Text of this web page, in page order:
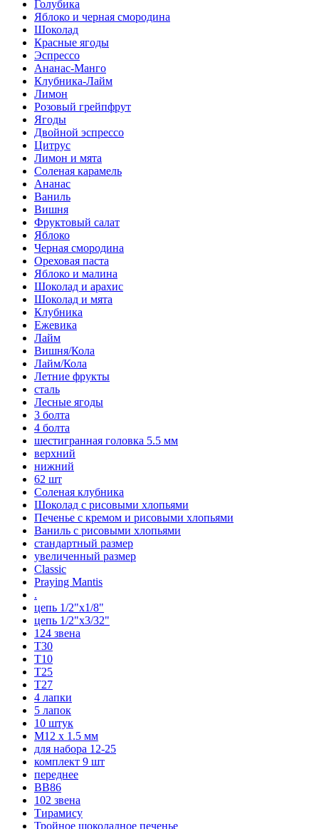
Голубика
Яблоко и черная смородина
Шоколад
Красные ягоды
Эспрессо
Ананас-Манго
Клубника-Лайм
Лимон
Розовый грейпфрут
Ягоды
Двойной эспрессо
Цитрус
Лимон и мята
Соленая карамель
Ананас
Ваниль
Вишня
Фруктовый салат
Яблоко
Черная смородина
Ореховая паста
Яблоко и малина
Шоколад и арахис
Шоколад и мята
Клубника
Ежевика
Лайм
Вишня/Кола
Лайм/Кола
Летние фрукты
сталь
Лесные ягоды
3 болта
4 болта
шестигранная головка 5.5 мм
верхний
нижний
62 шт
Соленая клубника
Шоколад с рисовыми хлопьями
Печенье с кремом и рисовыми хлопьями
Ваниль с рисовыми хлопьями
стандартный размер
увеличенный размер
Classic
Praying Mantis
.
цепь 1/2"x1/8"
цепь 1/2"x3/32"
124 звена
T30
T10
T25
T27
4 лапки
5 лапок
10 штук
М12 x 1.5 мм
для набора 12-25
комплект 9 шт
переднее
BB86
102 звена
Тирамису
Тройное шоколадное печенье